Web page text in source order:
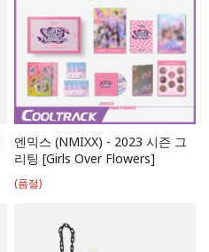
엔믹스 (NMIXX) - 2023 시즌 그
리팅 [Girls Over Flowers]
(품절)